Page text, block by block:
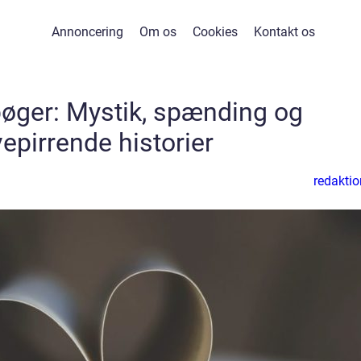
Annoncering Om os Cookies Kontakt os
Mystik, spænding og
historier